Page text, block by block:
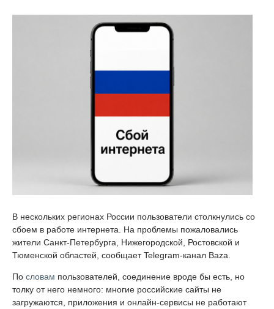
В нескольких регионах России пользователи столкнулись со
сбоем в работе интернета. На проблемы пожаловались
жители Санкт-Петербурга, Нижегородской, Ростовской и
Тюменской областей, сообщает Telegram-канал Baza.
По словам пользователей, соединение вроде бы есть, но
толку от него немного: многие российские сайты не
загружаются, приложения и онлайн-сервисы не работают